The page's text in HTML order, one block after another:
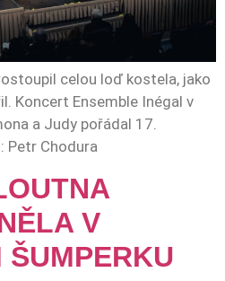
celou loď kostela, jako
Koncert Ensemble Inégal v
a Judy pořádal 17.
Petr Chodura
V
ŠUMPERKU